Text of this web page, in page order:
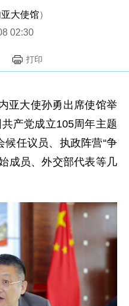
大使馆）
02:30
打印
亚大使孙勇出席使馆举
产党成立105周年主题
任议员、执政阵营“争
成员、外交部代表等几